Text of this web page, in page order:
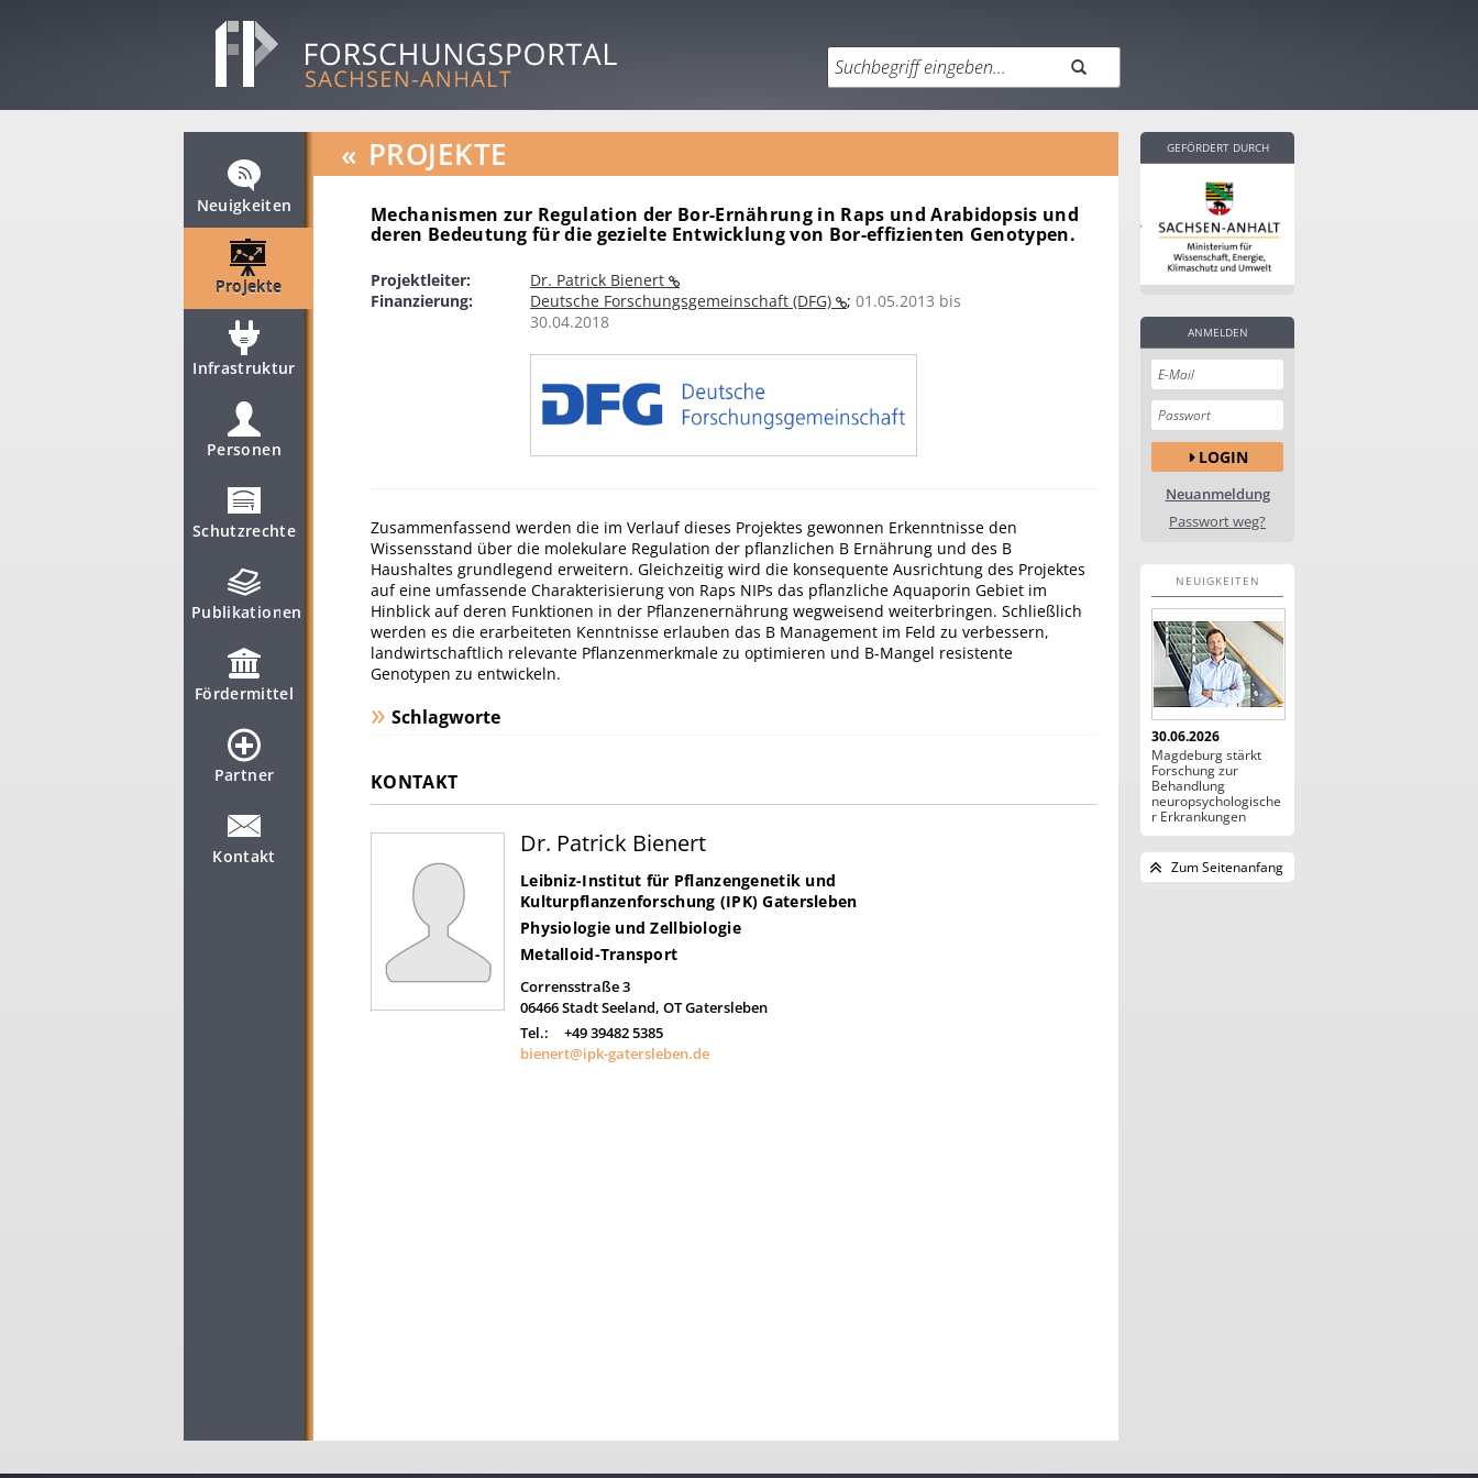
Neuigkeiten
Projekte
Infrastruktur
Personen
Schutzrechte
Publikationen
Fördermittel
Partner
Kontakt
« PROJEKTE
Mechanismen zur Regulation der Bor-Ernährung in Raps und Arabidopsis und
deren Bedeutung für die gezielte Entwicklung von Bor-effizienten Genotypen.
Projektleiter:
Dr. Patrick Bienert
Finanzierung:
Deutsche Forschungsgemeinschaft (DFG) ; 01.05.2013 bis
30.04.2018
Zusammenfassend werden die im Verlauf dieses Projektes gewonnen Erkenntnisse den
Wissensstand über die molekulare Regulation der pflanzlichen B Ernährung und des B
Haushaltes grundlegend erweitern. Gleichzeitig wird die konsequente Ausrichtung des Projektes
auf eine umfassende Charakterisierung von Raps NIPs das pflanzliche Aquaporin Gebiet im
Hinblick auf deren Funktionen in der Pflanzenernährung wegweisend weiterbringen. Schließlich
werden es die erarbeiteten Kenntnisse erlauben das B Management im Feld zu verbessern,
landwirtschaftlich relevante Pflanzenmerkmale zu optimieren und B-Mangel resistente
Genotypen zu entwickeln.
Schlagworte
KONTAKT
Dr. Patrick Bienert
Leibniz-Institut für Pflanzengenetik und
Kulturpflanzenforschung (IPK) Gatersleben
Physiologie und Zellbiologie
Metalloid-Transport
Corrensstraße 3
06466Stadt Seeland, OT Gatersleben
Tel.:
+49 39482 5385
bienert@ipk-gatersleben.de
GEFÖRDERT DURCH
ANMELDEN
LOGIN
Neuanmeldung
Passwort weg?
NEUIGKEITEN
30.06.2026
Magdeburg stärkt
Forschung zur
Behandlung
neuropsychologische
r Erkrankungen
Zum Seitenanfang